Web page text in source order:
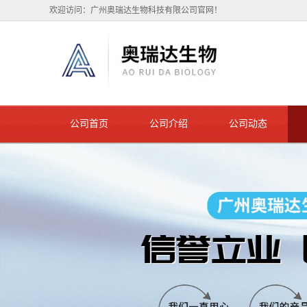
欢迎访问：广州奥瑞达生物科技有限公司官网！
公司首页 公司介绍 公司动态